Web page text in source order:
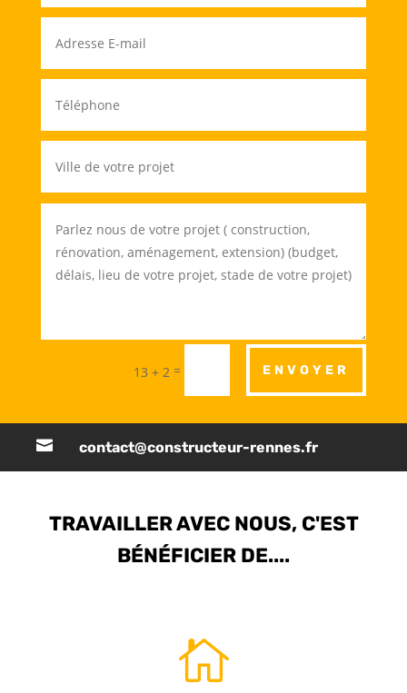
13 + 2 = ENVOYER
 contact@constructeur-rennes.fr
TRAVAILLER AVEC NOUS, C'EST
BÉNÉFICIER DE....
